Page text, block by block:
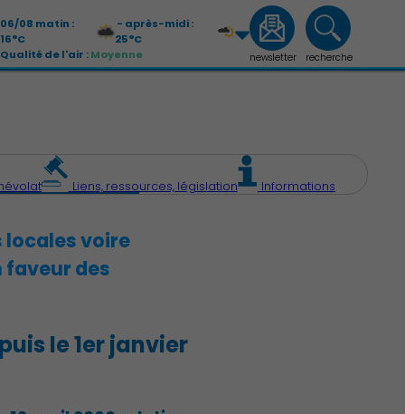
06/08 matin :
16°C
- après-midi :
25°C
Qualité de l'air :Moyenne
newsletter recherche
Liens, ressources, législation Informations
locales voire
des
le 1er janvier